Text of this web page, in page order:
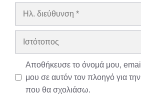
Ηλ.
Ιστότοπος
Αποθήκευσε το όνομά μου,
μου σε αυτόν τον πλοηγό για
που θα σχολιάσω.